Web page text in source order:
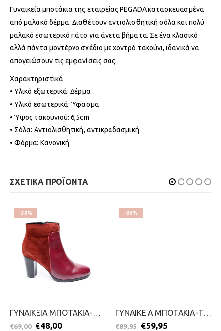
Γυναικεία μποτάκια της εταιρείας PEGADA κατασκευασμένα
από μαλακό δέρμα. Διαθέτουν αντιολισθητική σόλα και πολύ
μαλακό εσωτερικό πάτο για άνετα βήματα. Σε ένα κλασικό
αλλά πάντα μοντέρνο σχέδιο με χοντρό τακούνι, ιδανικά να
απογειώσουν τις εμφανίσεις σας.
Χαρακτηριστικά
• Υλικό εξωτερικά: Δέρμα
• Υλικό εσωτερικά: Ύφασμα
• Ύψος τακουνιού: 6,5cm
• Σόλα: Αντιολισθητική, αντικραδασμική
• Φόρμα: Κανονική
ΣΧΕΤΙΚΑ ΠΡΟΪΟΝΤΑ
-30%
ΓΥΝΑΙΚΕΙΑ ΜΠΟΤΑΚΙΑ-MODA BELLA-2111-0361-ΜΠΟΡΝΤΟ
€69,00 €48,00
-33%
ΓΥΝΑΙΚΕΙΑ ΜΠΟΤΑΚΙΑ-TAMARIS-2111-0053-ΜΑΥΡΟ
€89,95 €59,95